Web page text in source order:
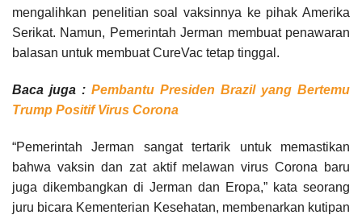
mengalihkan penelitian soal vaksinnya ke pihak Amerika
Serikat. Namun, Pemerintah Jerman membuat penawaran
balasan untuk membuat CureVac tetap tinggal.
Baca juga : Pembantu Presiden Brazil yang Bertemu
Trump Positif Virus Corona
“Pemerintah Jerman sangat tertarik untuk memastikan
bahwa vaksin dan zat aktif melawan virus Corona baru
juga dikembangkan di Jerman dan Eropa,” kata seorang
juru bicara Kementerian Kesehatan, membenarkan kutipan